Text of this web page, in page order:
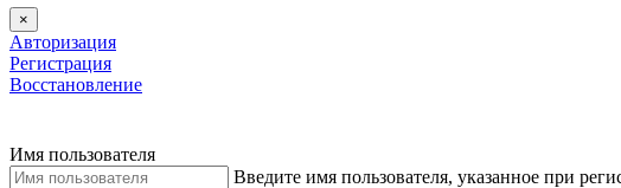
×
Авторизация
Регистрация
Восстановление
Имя пользователя
Введите имя пользователя, указанное при